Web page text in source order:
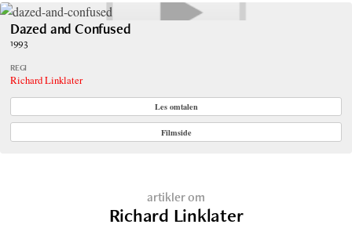
Dazed and Confused
1993
REGI
Richard Linklater
Les omtalen
Filmside
artikler om
Richard Linklater